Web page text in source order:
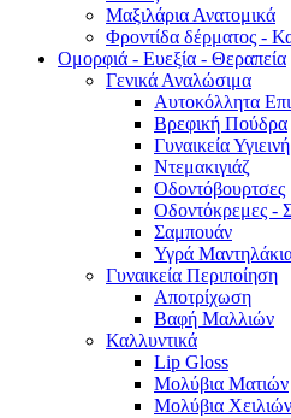
Μαξιλάρια Ανατομικά
Φροντίδα δέρματος -
Ομορφιά - Ευεξία - Θεραπεία
Γενικά Αναλώσιμα
Αυτοκόλλητα
Βρεφική Πούδρα
Γυναικεία Υγιεινή
Ντεμακιγιάζ
Οδοντόβουρτσες
Οδοντόκρεμες -
Σαμπουάν
Υγρά
Γυναικεία Περιποίηση
Αποτρίχωση
Βαφή Μαλλιών
Καλλυντικά
Lip Gloss
Μολύβια Ματιών
Μολύβια Χειλιών